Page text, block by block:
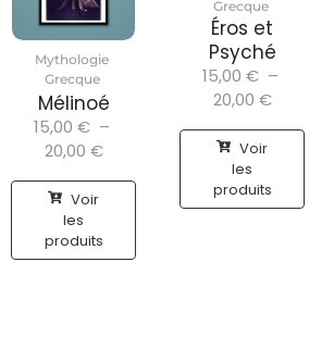
Mythologie
Grecque
Mélinoé
15,00 € –
20,00 €
Voir
les
produits
Grecque
Éros et
Psyché
15,00 € –
20,00 €
Voir
les
produits